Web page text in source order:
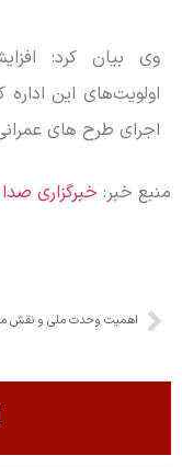
وی بیان کرد:
اولویت‌های این
اجرای طرح های
منبع خبر: خبرگزاری